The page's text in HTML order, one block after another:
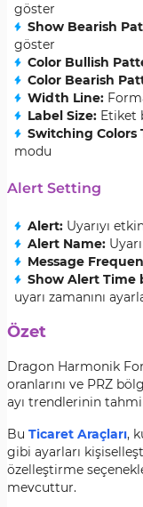
göster
Show Bearish
göster
Color Bullish
Color Bearish
Width Line:
Label Size: Etiket
Switching Colors
modu
Alert Setting
Alert: Uyarıyı
Alert Name:
Message
Show Alert Time
uyarı zamanını
Özet
Dragon Harmonik
oranlarını ve PRZ
ayı trendlerinin
Bu Ticaret Araçları,
gibi ayarları
özelleştirme
mevcuttur.